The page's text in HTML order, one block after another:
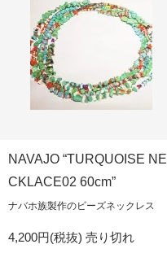
NAVAJO “TURQUOISE NE
CKLACE02 60cm”
ナバホ族製作のビーズネックレス
4,200円(税抜) 売り切れ